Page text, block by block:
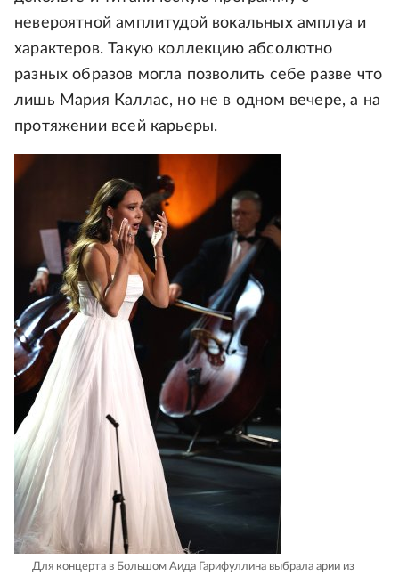
невероятной амплитудой вокальных амплуа и
характеров. Такую коллекцию абсолютно
разных образов могла позволить себе разве что
лишь Мария Каллас, но не в одном вечере, а на
протяжении всей карьеры.
Для концерта в Большом Аида Гарифуллина выбрала арии из